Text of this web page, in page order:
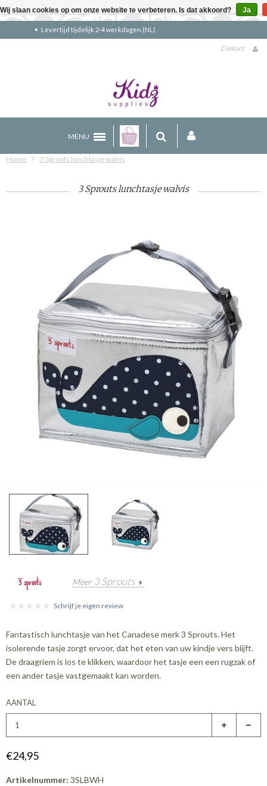
Gratis verzending boven €90 (NL)
Contact
MENU
Home 3 Sprouts lunchtasje walvis
3 Sprouts lunchtasje walvis
Meer 3 Sprouts
Schrijf je eigen review
Fantastisch lunchtasje van het Canadese merk 3 Sprouts. Het
isolerende tasje zorgt ervoor, dat het eten van uw kindje vers blijft.
De draagriem is los te klikken, waardoor het tasje een een rugzak of
een ander tasje vastgemaakt kan worden.
AANTAL
€24,95
Artikelnummer: 3SLBWH
Wij slaan cookies op om onze website te verbeteren. Is dat akkoord? Ja